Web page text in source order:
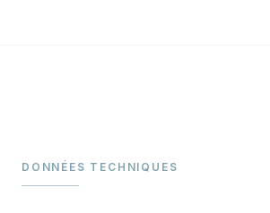
DONNÉES TECHNIQUES